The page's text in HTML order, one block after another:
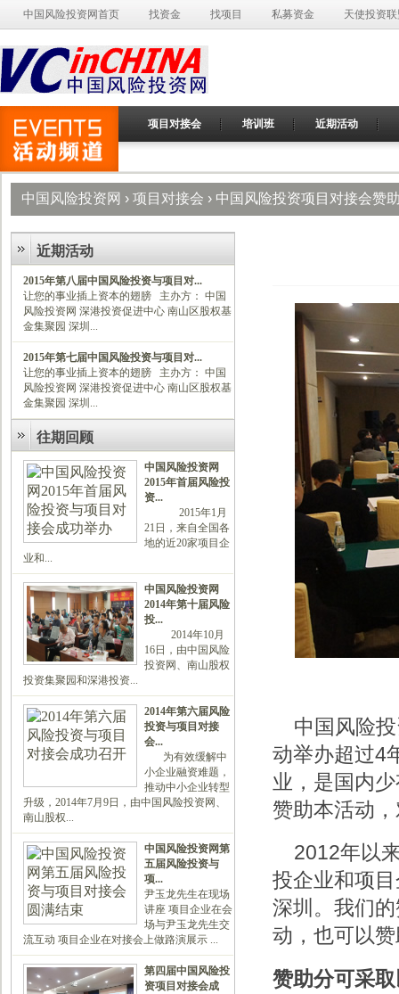
中国风险投资网首页 找资金 找项目 私募资金 天使投资
项目对接会 培训班 近期活动
中国风险投资网 › 项目对接会 › 中国风险投资项目对接会赞
中国风险投
动举办超过4
业，是国内
赞助本活动
2012年以
投企业和项
深圳。我们
动，也可以
赞助分可采
近期活动
2015年第八届中国风险投资与项目对...
让您的事业插上资本的翅膀 主办方： 中国
风险投资网 深港投资促进中心 南山区股权基
金集聚园 深圳...
2015年第七届中国风险投资与项目对...
让您的事业插上资本的翅膀 主办方： 中国
风险投资网 深港投资促进中心 南山区股权基
金集聚园 深圳...
往期回顾
中国风险投资网
2015年首届风险投
资...
2015年1月
21日，来自全国各
地的近20家项目企
业和...
中国风险投资网
2014年第十届风险
投...
2014年10月
16日，由中国风险
投资网、南山股权
投资集聚园和深港投资...
2014年第六届风险
投资与项目对接
会...
为有效缓解中
小企业融资难题，
推动中小企业转型
升级，2014年7月9日，由中国风险投资网、
南山股权...
中国风险投资网第
五届风险投资与
项...
尹玉龙先生在现场
讲座 项目企业在会
场与尹玉龙先生交
流互动 项目企业在对接会上做路演展示 ...
第四届中国风险投
资项目对接会成